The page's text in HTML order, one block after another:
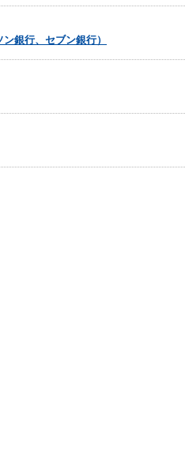
銀行、セブン銀行）